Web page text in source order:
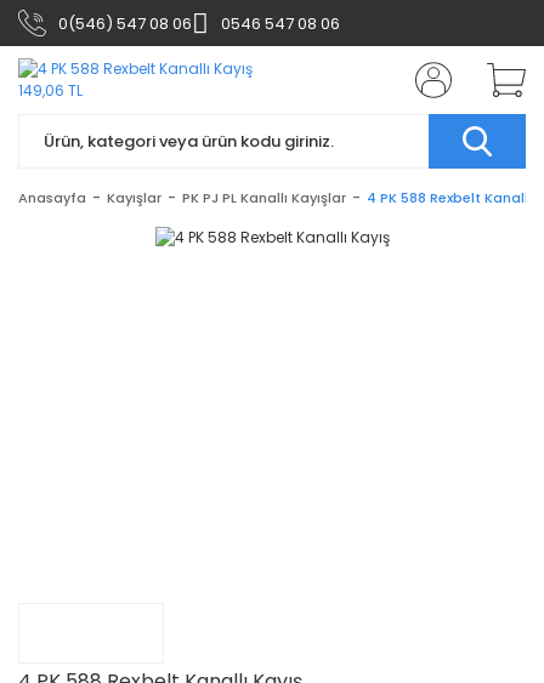
0(546) 547 08 06 0546 547 08 06
Anasayfa Kayışlar PK PJ PL Kanallı Kayışlar 4 PK 588 Rexbelt Kanallı